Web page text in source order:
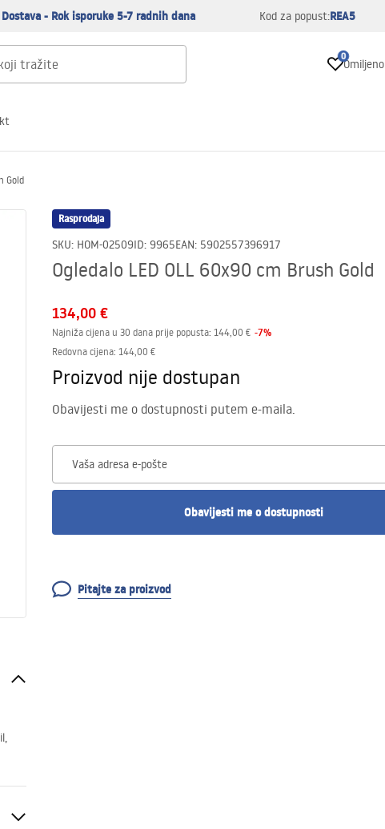
- Rok isporuke 5-7 radnih dana Kod za popust:REA5
0
Omiljeno
Gold
Rasprodaja
SKU: HOM-02509ID: 9965EAN: 5902557396917
Ogledalo LED OLL 60x90 cm Brush Gold
134,00 €
Najniža cijena u 30 dana prije popusta: 144,00 € -7%
Redovna cijena: 144,00 €
Proizvod nije dostupan
Obavijesti me o dostupnosti putem e-maila.
Vaša adresa e-pošte
Obavijesti me o dostupnosti
Pitajte za proizvod